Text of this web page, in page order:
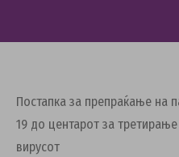
Постапка за препраќање на
19 до центарот за
вирусот